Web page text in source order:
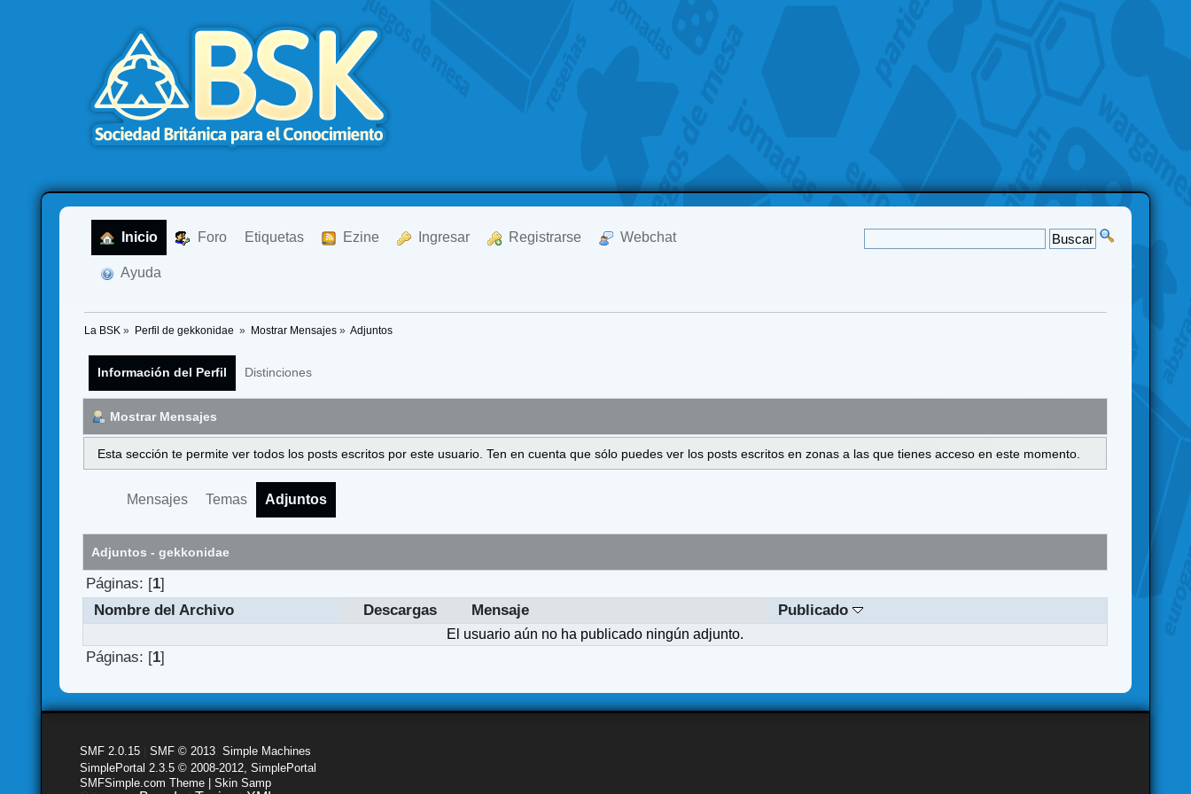
Inicio Foro Etiquetas Ezine Ingresar Registrarse Webchat
Ayuda
La BSK » Perfil de gekkonidae » Mostrar Mensajes» Adjuntos
Información del Perfil Distinciones
Mostrar Mensajes
Esta sección te permite ver todos los posts escritos por este usuario. Ten en cuenta que sólo puedes ver los posts escritos en zonas a las que tienes acceso en este momento.
Mensajes Temas Adjuntos
Adjuntos - gekkonidae
Páginas: [1]
Nombre del Archivo
Descargas Mensaje Publicado
El usuario aún no ha publicado ningún adjunto.
Páginas: [1]
SMF 2.0.15 |SMF © 2013 ,Simple Machines
SimplePortal 2.3.5 © 2008-2012, SimplePortal
SMFSimple.com Theme | Skin Samp